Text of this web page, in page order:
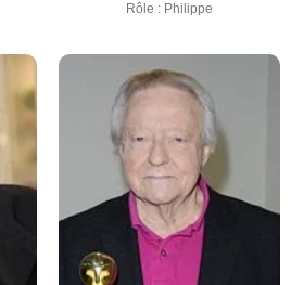
Rôle : Philippe